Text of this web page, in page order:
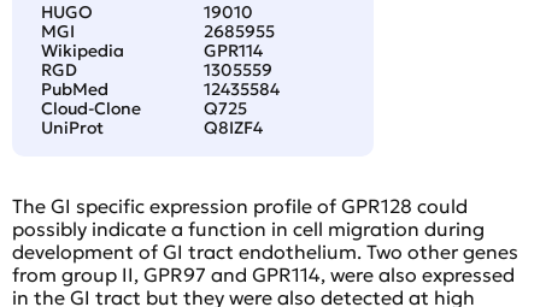
HUGO
19010
MGI
2685955
Wikipedia
GPR114
RGD
1305559
PubMed
12435584
Cloud-Clone
Q725
UniProt
Q8IZF4
The GI specific expression profile of GPR128 could
possibly indicate a function in cell migration during
development of GI tract endothelium. Two other genes
from group II, GPR97 and GPR114, were also expressed
in the GI tract but they were also detected at high